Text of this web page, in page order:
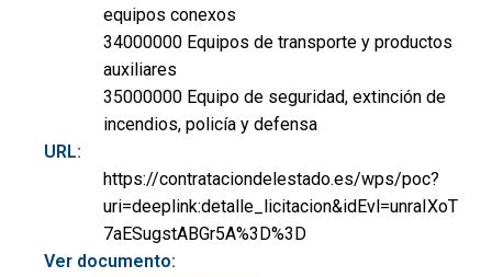
equipos conexos
34000000 Equipos de transporte y productos
auxiliares
35000000 Equipo de seguridad, extinción de
incendios, policía y defensa
URL:
https://contrataciondelestado.es/wps/poc?
uri=deeplink:detalle_licitacion&idEvl=unraIXoT
7aESugstABGr5A%3D%3D
Ver documento: